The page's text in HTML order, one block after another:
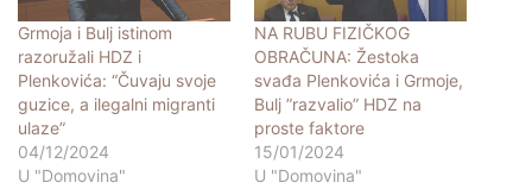
Grmoja i Bulj istinom
razoružali HDZ i
Plenkovića: “Čuvaju svoje
guzice, a ilegalni migranti
ulaze”
04/12/2024
U "Domovina"
NA RUBU FIZIČKOG
OBRAČUNA: Žestoka
svađa Plenkovića i Grmoje,
Bulj ”razvalio” HDZ na
proste faktore
15/01/2024
U "Domovina"